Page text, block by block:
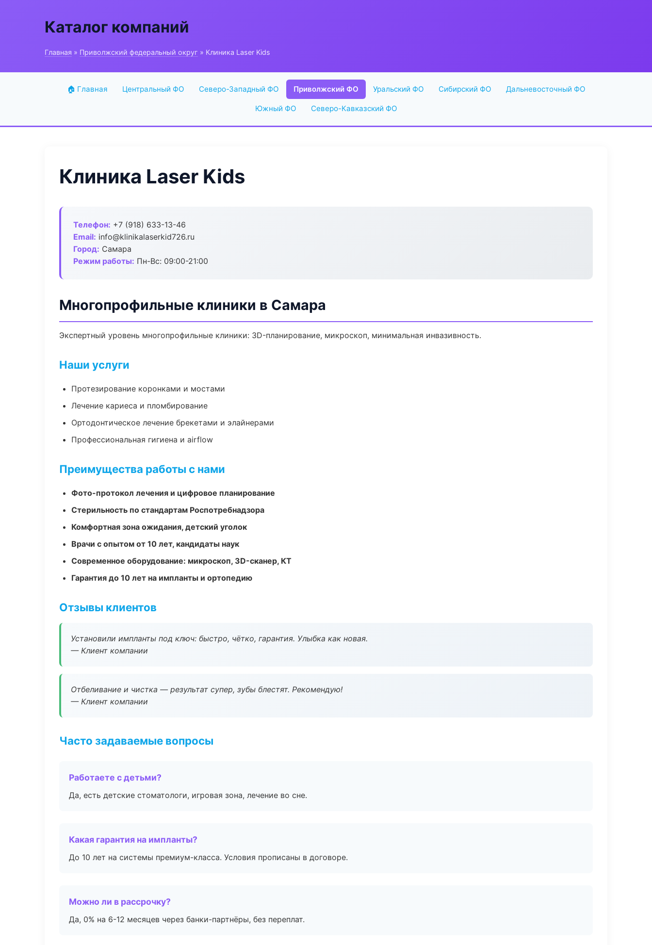
Каталог компаний
Главная » Приволжский федеральный округ » Клиника Laser Kids
🏠 Главная Центральный ФО Северо-Западный ФО Приволжский ФО Уральский ФО Сибирский ФО Дальневосточный ФО
Южный ФО Северо-Кавказский ФО
Клиника Laser Kids
Телефон: +7 (918) 633-13-46
Email: info@klinikalaserkid726.ru
Город: Самара
Режим работы: Пн-Вс: 09:00-21:00
Многопрофильные клиники в Самара
Экспертный уровень многопрофильные клиники: 3D-планирование, микроскоп, минимальная инвазивность.
Наши услуги
Протезирование коронками и мостами
Лечение кариеса и пломбирование
Ортодонтическое лечение брекетами и элайнерами
Профессиональная гигиена и airflow
Преимущества работы с нами
Фото-протокол лечения и цифровое планирование
Стерильность по стандартам Роспотребнадзора
Комфортная зона ожидания, детский уголок
Врачи с опытом от 10 лет, кандидаты наук
Современное оборудование: микроскоп, 3D-сканер, КТ
Гарантия до 10 лет на импланты и ортопедию
Отзывы клиентов
Установили импланты под ключ: быстро, чётко, гарантия. Улыбка как новая.
— Клиент компании
Отбеливание и чистка — результат супер, зубы блестят. Рекомендую!
— Клиент компании
Часто задаваемые вопросы
Работаете с детьми?
Да, есть детские стоматологи, игровая зона, лечение во сне.
Какая гарантия на импланты?
До 10 лет на системы премиум-класса. Условия прописаны в договоре.
Можно ли в рассрочку?
Да, 0% на 6-12 месяцев через банки-партнёры, без переплат.